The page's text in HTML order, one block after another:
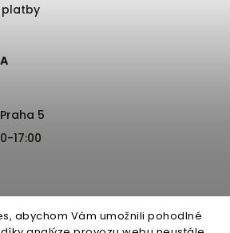
abychom Vám umožnili pohodlné
platby
5
17:00